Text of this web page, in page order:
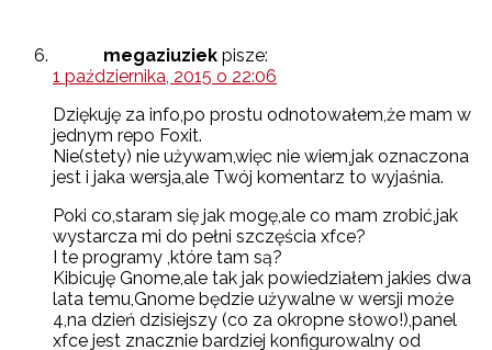
megaziuziek pisze:
1 października, 2015 o 22:06
Dziękuję za info,po prostu odnotowałem,że mam w
jednym repo Foxit.
Nie(stety) nie używam,więc nie wiem,jak oznaczona
jest i jaka wersja,ale Twój komentarz to wyjaśnia.
Poki co,staram się jak mogę,ale co mam zrobić,jak
wystarcza mi do pełni szczęścia xfce?
I te programy ,które tam są?
Kibicuję Gnome,ale tak jak powiedziałem jakies dwa
lata temu,Gnome będzie używalne w wersji może
4,na dzień dzisiejszy (co za okropne słowo!),panel
xfce jest znacznie bardziej konfigurowalny od